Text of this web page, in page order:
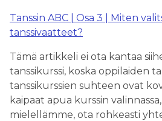
Tanssin ABC | Osa 3 | Miten
tanssivaatteet?
Tämä artikkeli ei ota kantaa
tanssikurssi, koska oppilaiden
tanssikurssien suhteen ovat
kaipaat apua kurssin
mielellämme, ota rohkeasti